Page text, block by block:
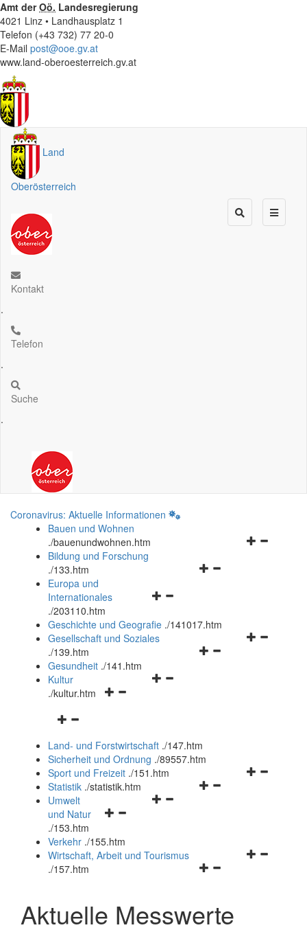
Amt derOö. Landesregierung
4021 Linz • Landhausplatz 1
Telefon (+43 732) 77 20-0
E-Mail post@ooe.gv.at
www.land-oberoesterreich.gv.at
Land
Oberösterreich
Kontakt
.
Telefon
.
Suche
.
Coronavirus: Aktuelle Informationen
Bauen und Wohnen
./bauenundwohnen.htm
Navigationsmenü
Bildung und Forschung
./133.htm
Navigationsmenü
und
schließen
Europa und
Internationales
./203110.htm
Geschichte und Geografie ./141017.htm
Navigationsmenü
Gesellschaft und Soziales
./139.htm
Navigationsmenü
Gesundheit ./141.htm
Navigationsmenü
Kultur
./kultur.htm
Navigationsmenü
und
schließen
Land- und Forstwirtschaft ./147.htm
Sicherheit und Ordnung ./89557.htm
Navigationsmenü
Sport und Freizeit ./151.htm
Navigationsmenü
Statistik ./statistik.htm
Navigationsmenü
und
schließen
Umwelt
und Natur
./153.htm
Verkehr ./155.htm
Navigationsmenü
schließen
Wirtschaft, Arbeit und Tourismus
./157.htm
Aktuelle Messwerte